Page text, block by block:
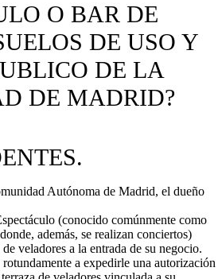
O BAR DE
DE USO Y
DE LA
DE MADRID?
Autónoma de Madrid, el dueño
(conocido comúnmente como
además, se realizan conciertos)
veladores a la entrada de su negocio.
a expedirle una autorización